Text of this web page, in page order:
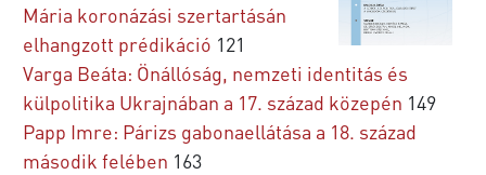
Mária koronázási szertartásán
elhangzott prédikáció 121
Varga Beáta: Önállóság, nemzeti identitás és
külpolitika Ukrajnában a 17. század közepén 149
Papp Imre: Párizs gabonaellátása a 18. század
második felében 163